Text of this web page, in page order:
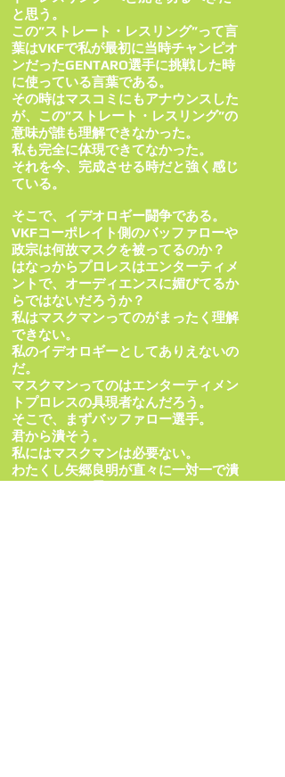
と思う。
この”ストレート・レスリング”って言
葉はVKFで私が最初に当時チャンピオ
ンだったGENTARO選手に挑戦した時
に使っている言葉である。
その時はマスコミにもアナウンスした
が、この”ストレート・レスリング”の
意味が誰も理解できなかった。
私も完全に体現できてなかった。
それを今、完成させる時だと強く感じ
ている。
そこで、イデオロギー闘争である。
VKFコーポレイト側のバッファローや
政宗は何故マスクを被ってるのか？
はなっからプロレスはエンターティメ
ントで、オーディエンスに媚びてるか
らではないだろうか？
私はマスクマンってのがまったく理解
できない。
私のイデオロギーとしてありえないの
だ。
マスクマンってのはエンターティメン
トプロレスの具現者なんだろう。
そこで、まずバッファロー選手。
君から潰そう。
私にはマスクマンは必要ない。
わたくし矢郷良明が直々に一対一で潰